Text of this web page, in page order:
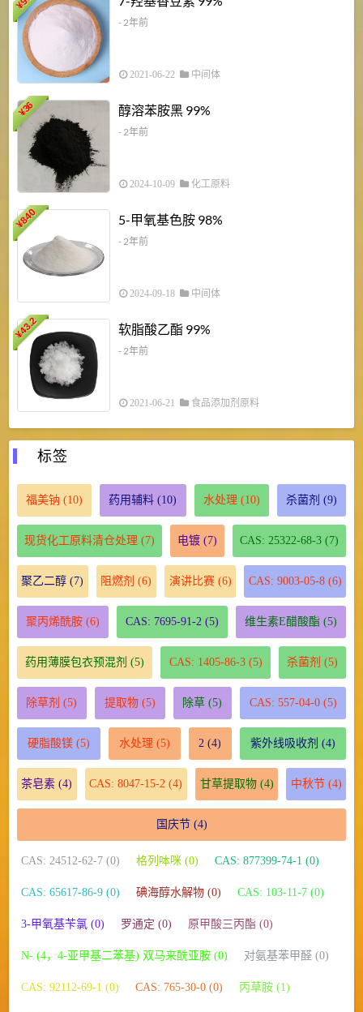
¥
- 2年前
2021-06-22 中间体
¥
36 醇溶苯胺黑 99%
- 2年前
2024-10-09 化工原料
¥
840 5-甲氧基色胺 98%
- 2年前
2024-09-18 中间体
¥
43.2 软脂酸乙酯 99%
- 2年前
2021-06-21 食品添加剂原料
标签
福美钠 (10) 药用辅料 (10) 水处理 (10) 杀菌剂 (9)
现货化工原料清仓处理 (7) 电镀 (7) CAS: 25322-68-3 (7)
聚乙二醇 (7) 阻燃剂 (6) 演讲比赛(6) CAS: 9003-05-8(6)
聚丙烯酰胺(6) CAS: 7695-91-2 (5) 维生素E醋酸酯 (5)
药用薄膜包衣预混剂 (5) CAS: 1405-86-3(5) 杀菌剂 (5)
除草剂 (5) 提取物(5) 除草 (5) CAS: 557-04-0(5)
硬脂酸镁(5) 水处理 (5) 2 (4) 紫外线吸收剂 (4)
茶皂素 (4) CAS: 8047-15-2 (4) 甘草提取物(4) 中秋节(4)
国庆节(4)
CAS: 24512-62-7 (0) 格列呠咪 (0) CAS: 877399-74-1 (0)
CAS: 65617-86-9 (0) 碘海醇水解物 (0) CAS: 103-11-7 (0)
3-甲氧基苄氯 (0) 罗通定 (0) 原甲酸三丙酯 (0)
N- (4，4-亚甲基二苯基) 双马来酰亚胺 (0) 对氨基苯甲醛 (0)
CAS: 92112-69-1 (0) CAS: 765-30-0 (0) 丙草胺 (1)